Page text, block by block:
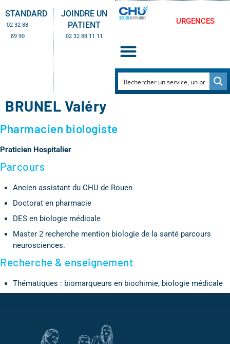
STANDARD
02 32 88
89 90
JOINDRE UN
PATIENT
02 32 88 11 11
URGENCES
BRUNEL Valéry
Pharmacien biologiste
Praticien Hospitalier
Parcours
Ancien assistant du CHU de Rouen
Doctorat en pharmacie
DES en biologie médicale
Master 2 recherche mention biologie de la santé parcours
neurosciences.
Recherche & enseignement
Thématiques : biomarqueurs en biochimie, biologie médicale